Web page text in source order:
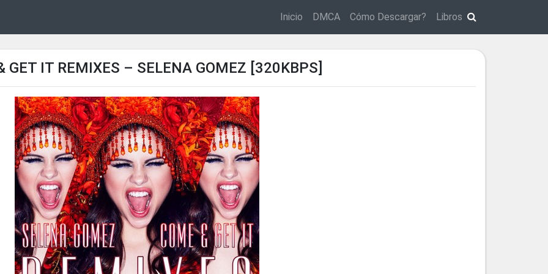
Inicio DMCA Cómo Descargar? Libros
GET IT REMIXES – SELENA GOMEZ [320KBPS]